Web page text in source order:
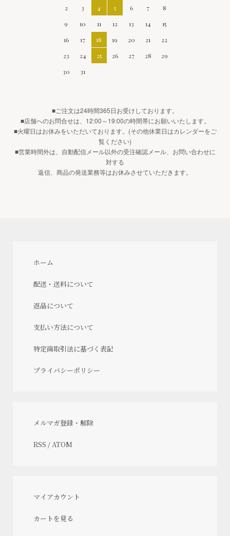
2
3 4 5 6 7
8
9
10 11 12 13 14
15
16
17 18 19 20 21
22
23
24 25 26 27 28
29
30
31
■ご注文は24時間365日お受けしております。
■店舗へのお問合せは、12:00～19:00の時間帯にお願いいたします。
■火曜日はお休みをいただいております。(その他休業日はカレンダーをご
覧ください)
■営業時間外は、自動配信メール以外の受注確認メール、お問い合わせに
対する
返信、商品の発送業務等はお休みさせていただきます。
ホーム
配送・送料について
返品について
支払い方法について
特定商取引法に基づく表記
プライバシーポリシー
メルマガ登録・解除
RSS / ATOM
マイアカウント
カートを見る